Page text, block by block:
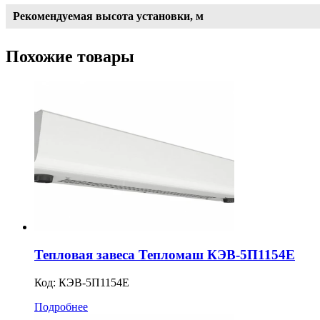
Рекомендуемая высота установки, м
Похожие товары
Тепловая завеса Тепломаш КЭВ-5П1154Е
Код: КЭВ-5П1154E
Подробнее